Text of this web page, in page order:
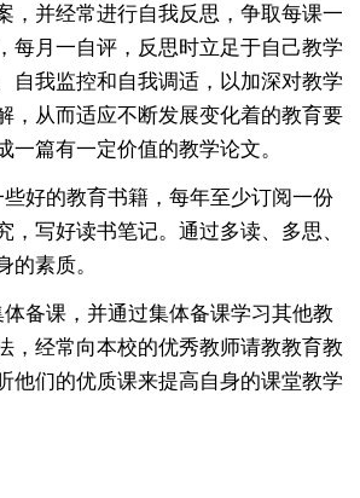
，并经常进行自我反思，争取每课一
每月一自评，反思时立足于自己教学
自我监控和自我调适，以加深对教学
，从而适应不断发展变化着的教育要
一篇有一定价值的教学论文。
的教育书籍，每年至少订阅一份
，写好读书笔记。通过多读、多思、
的素质。
课，并通过集体备课学习其他教
，经常向本校的优秀教师请教教育教
他们的优质课来提高自身的课堂教学